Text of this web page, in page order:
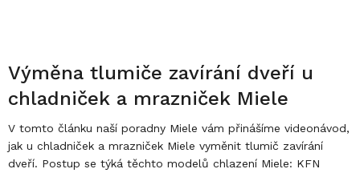
Výměna tlumiče zavírání dveří u
chladniček a mrazniček Miele
V tomto článku naší poradny Miele vám přinášíme videonávod,
jak u chladniček a mrazniček Miele vyměnit tlumič zavírání
dveří. Postup se týká těchto modelů chlazení Miele: KFN